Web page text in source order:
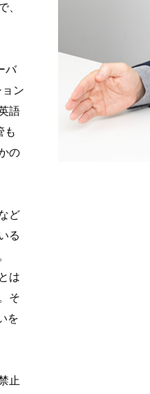
、
バ
ン
語
も
の
ど
る
は
そ
を
止